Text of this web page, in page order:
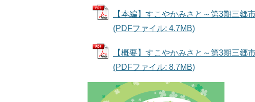
【本編】すこやかみさと～第3期三郷
(PDFファイル: 4.7MB)
【概要】すこやかみさと～第3期三郷
(PDFファイル: 8.7MB)